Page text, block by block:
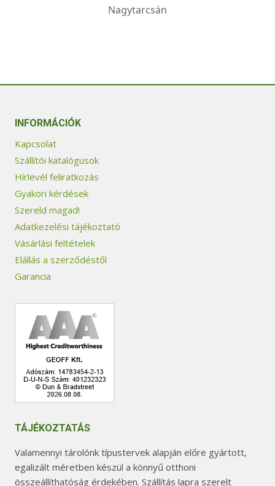
Nagytarcsán
INFORMÁCIÓK
Kapcsolat
Szállítói katalógusok
Hírlevél feliratkozás
Gyakori kérdések
Szereld magad!
Adatkezelési tájékoztató
Vásárlási feltételek
Elállás a szerződéstől
Garancia
TÁJÉKOZTATÁS
Valamennyi tárolónk típustervek alapján előre gyártott,
egalizált méretben készül a könnyű otthoni
összeállíthatóság érdekében. Szállítás lapra szerelt